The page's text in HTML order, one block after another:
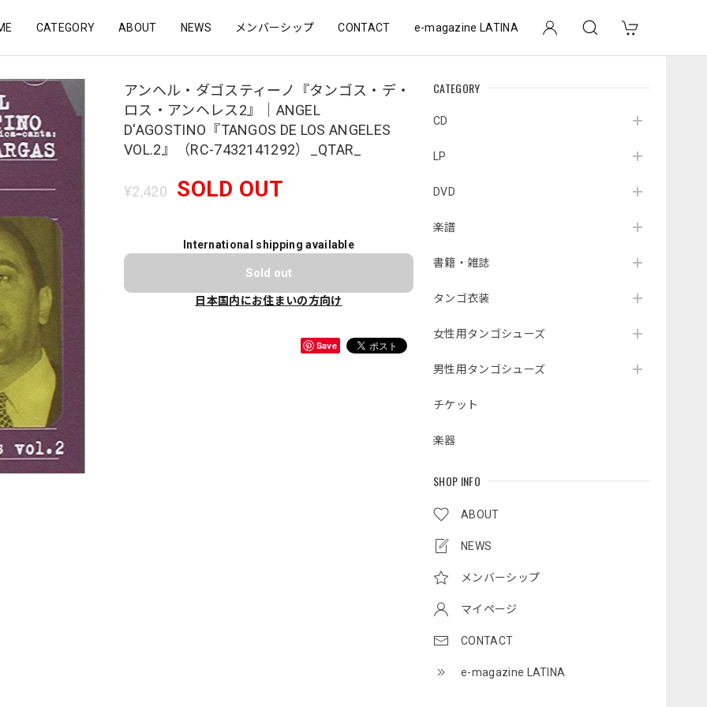
CATEGORY ABOUT NEWS メンバーシップ CONTACT e-magazine LATINA
CATEGORY
CD
LP
DVD
楽譜
書籍・雑誌
タンゴ衣装
女性用タンゴシューズ
男性用タンゴシューズ
チケット
楽器
SHOP INFO
ABOUT
NEWS
メンバーシップ
マイページ
CONTACT
e-magazine LATINA
アンヘル・ダゴスティーノ『タンゴス・デ・
ロス・アンヘレス2』｜ANGEL
D'AGOSTINO『TANGOS DE LOS ANGELES
VOL.2』（RC-7432141292）_QTAR_
¥2,420 SOLD OUT
International shipping available
Sold out
日本国内にお住まいの方向け
Save